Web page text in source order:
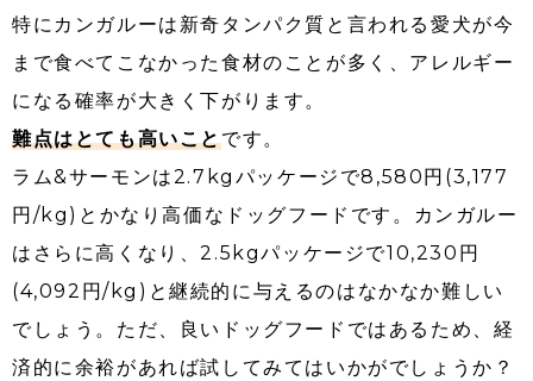
特にカンガルーは新奇タンパク質と言われる愛犬が今
まで食べてこなかった食材のことが多く、アレルギー
になる確率が大きく下がります。
難点はとても高いことです。
ラム&サーモンは2.7kgパッケージで8,580円(3,177
円/kg)とかなり高価なドッグフードです。カンガルー
はさらに高くなり、2.5kgパッケージで10,230円
(4,092円/kg)と継続的に与えるのはなかなか難しい
でしょう。ただ、良いドッグフードではあるため、経
済的に余裕があれば試してみてはいかがでしょうか？